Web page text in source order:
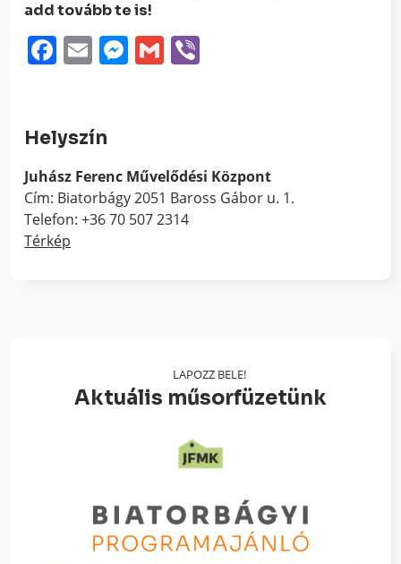
add tovább te is!
Facebook
EmailMessenger
Gmail
Helyszín
Juhász Ferenc Művelődési Központ
Cím: Biatorbágy 2051 Baross Gábor u. 1.
Telefon: +36 70 507 2314
Térkép
LAPOZZ BELE!
Aktuális műsorfüzetünk